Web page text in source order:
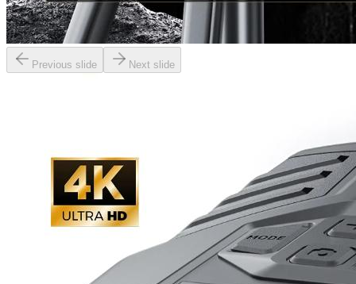
Previous slide Next slide